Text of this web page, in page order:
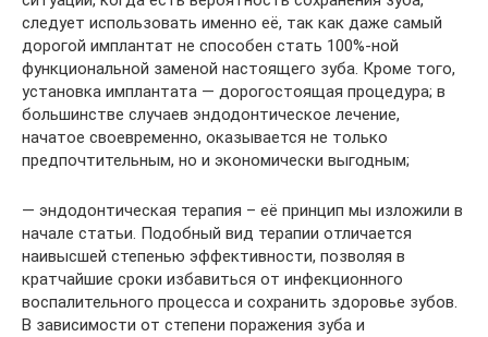
следует использовать именно её, так как даже самый
дорогой имплантат не способен стать 100%-ной
функциональной заменой настоящего зуба. Кроме того,
установка имплантата — дорогостоящая процедура; в
большинстве случаев эндодонтическое лечение,
начатое своевременно, оказывается не только
предпочтительным, но и экономически выгодным;
— эндодонтическая терапия – её принцип мы изложили в
начале статьи. Подобный вид терапии отличается
наивысшей степенью эффективности, позволяя в
кратчайшие сроки избавиться от инфекционного
воспалительного процесса и сохранить здоровье зубов.
В зависимости от степени поражения зуба и